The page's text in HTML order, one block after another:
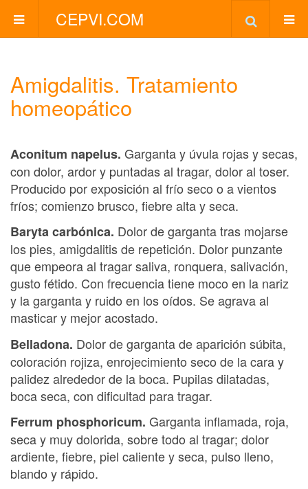
CEPVI.COM
Amigdalitis. Tratamiento
homeopático
Aconitum napelus. Garganta y úvula rojas y secas,
con dolor, ardor y puntadas al tragar, dolor al toser.
Producido por exposición al frío seco o a vientos
fríos; comienzo brusco, fiebre alta y seca.
Baryta carbónica. Dolor de garganta tras mojarse
los pies, amigdalitis de repetición. Dolor punzante
que empeora al tragar saliva, ronquera, salivación,
gusto fétido. Con frecuencia tiene moco en la nariz
y la garganta y ruido en los oídos. Se agrava al
masticar y mejor acostado.
Belladona. Dolor de garganta de aparición súbita,
coloración rojiza, enrojecimiento seco de la cara y
palidez alrededor de la boca. Pupilas dilatadas,
boca seca, con dificultad para tragar.
Ferrum phosphoricum. Garganta inflamada, roja,
seca y muy dolorida, sobre todo al tragar; dolor
ardiente, fiebre, piel caliente y seca, pulso lleno,
blando y rápido.